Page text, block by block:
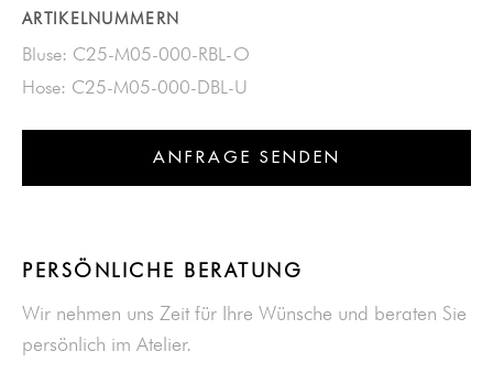
ARTIKELNUMMERN
Bluse: C25-M05-000-RBL-O
Hose: C25-M05-000-DBL-U
ANFRAGE SENDEN
PERSÖNLICHE BERATUNG
Wir nehmen uns Zeit für Ihre Wünsche und beraten Sie
persönlich im Atelier.